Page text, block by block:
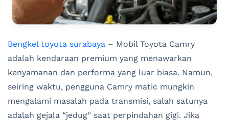
Bengkel toyota surabaya – Mobil Toyota Camry
adalah kendaraan premium yang menawarkan
kenyamanan dan performa yang luar biasa. Namun,
seiring waktu, pengguna Camry matic mungkin
mengalami masalah pada transmisi, salah satunya
adalah gejala “jedug” saat perpindahan gigi. Jika